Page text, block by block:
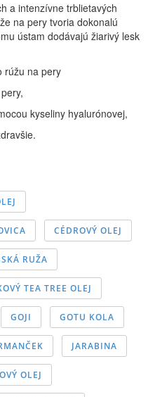
a intenzívne trblietavých
na pery tvoria dokonalú
ústam dodávajú žiarivý lesk
rúžu na pery
kyseliny hyalurónovej,
CÉDROVÝ OLEJ
RUŽA
TEA TREE OLEJ
GOJI GOTU KOLA
JARABINA
OLEJ